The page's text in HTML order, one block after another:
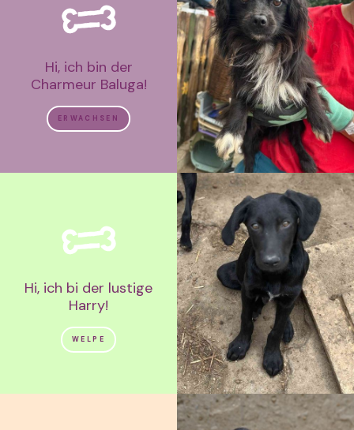
Hi, ich bin der
Charmeur Baluga!
ERWACHSEN
Hi, ich bi der lustige
Harry!
WELPE